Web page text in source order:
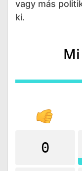
vagy más
ki.
0